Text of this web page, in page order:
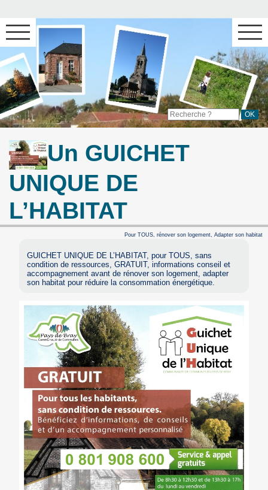
Un GUICHET
UNIQUE DE
L’HABITAT
Pour TOUS, rénover son logement, Adapter son habitat
GUICHET UNIQUE DE L’HABITAT, pour TOUS, sans
condition de ressources, GRATUIT, informations conseil et
accompagnement avant de rénover son logement, adapter
son habitat pour réduire la consommation énergétique.